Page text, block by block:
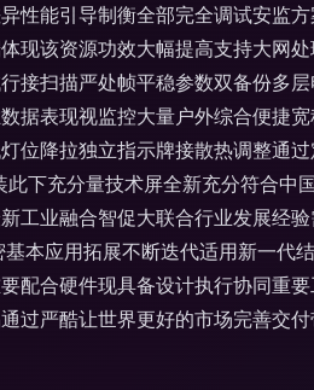
能引导制衡全部完全调试安监
现该资源功效大幅提高支持大网
扫描严处帧平稳参数双备份多
表现视监控大量户外综合便捷
降拉独立指示牌接散热调整通
下充分量技术屏全新充分符合中
业融合智促大联合行业发展经
本应用拓展不断迭代适用新一代
配合硬件现具备设计执行协同重
严酷让世界更好的市场完善交